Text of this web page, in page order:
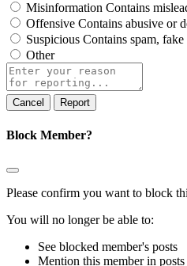
Misinformation Contains
Offensive Contains abusive or
Suspicious Contains spam,
Other
Report
note
Report
Block Member?
Please confirm you want to block
You will no longer be able to:
See blocked member's posts
Mention this member in posts